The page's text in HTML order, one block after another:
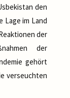
den
Lage im Land
der
der
gehört
verseuchten